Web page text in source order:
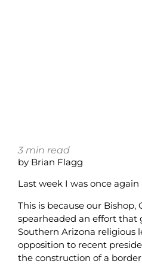
3 min read
by Brian Flagg
Last week I was once
This is because our Bishop,
spearheaded an effort
Southern Arizona religious
opposition to recent
the construction of a